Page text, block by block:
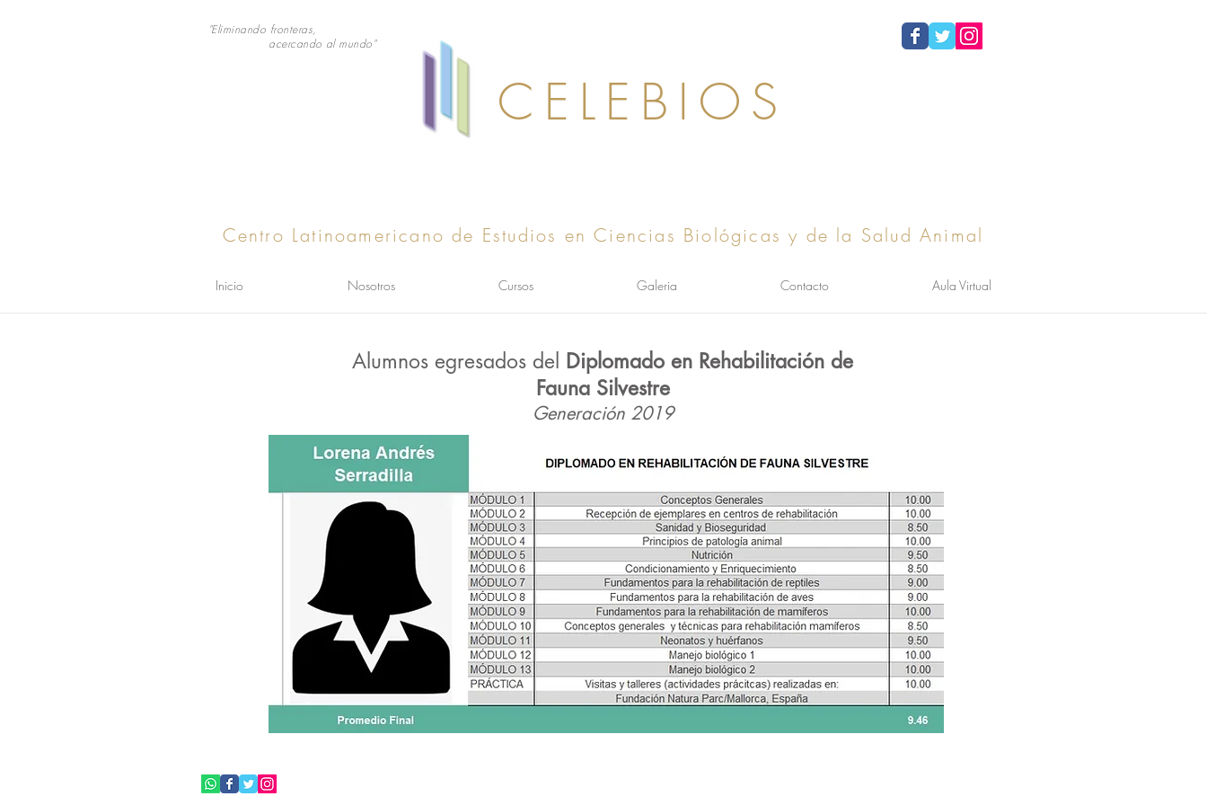
CELEBIOS
"Eliminando fronteras,
acercando al mundo"
Centro Latinoamericano de Estudios en Ciencias Biológicas y de la Salud Animal
Inicio Nosotros Cursos Galeria Contacto Aula Virtual
Alumnos egresados del Diplomado en Rehabilitación de
Fauna Silvestre
Generación 2019